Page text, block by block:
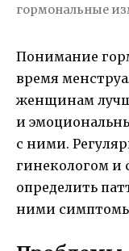
гормональные
Понимание
время
женщинам
и
с ними.
гинекологом и
определить
ними